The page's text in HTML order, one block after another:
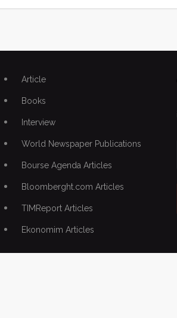
Article
Books
Interview
World Newspaper Publications
Bourse Agenda Articles
Bloomberght.com Articles
TIMReport Articles
Ekonomim Articles